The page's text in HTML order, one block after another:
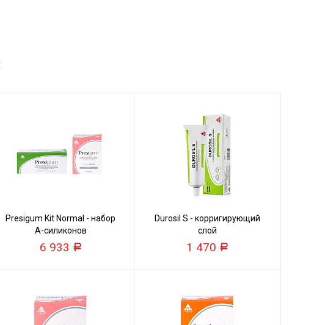
Presigum Kit Normal - набор
А-силиконов
6 933 Р
Durosil S - корригирующий
слой
1 470 Р